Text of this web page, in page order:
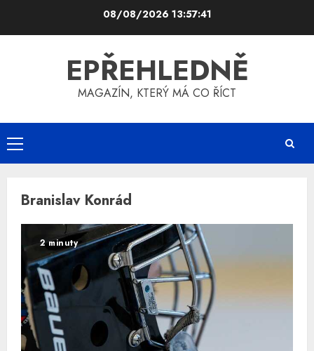
08/08/2026 13:57:41
EPŘEHLEDNĚ
MAGAZÍN, KTERÝ MÁ CO ŘÍCT
Primary
Menu
Branislav Konrád
2 minuty